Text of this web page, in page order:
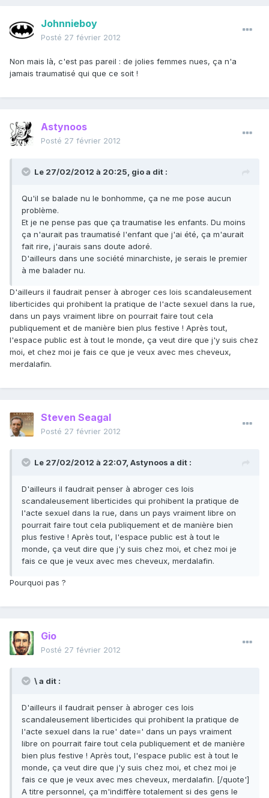
Johnnieboy
Posté 27 février 2012
Non mais là, c'est pas pareil : de jolies femmes nues, ça n'a
jamais traumatisé qui que ce soit !
Astynoos
Posté 27 février 2012
Le 27/02/2012 à 20:25, gio a dit :
Qu'il se balade nu le bonhomme, ça ne me pose aucun
problème.
Et je ne pense pas que ça traumatise les enfants. Du moins
ça n'aurait pas traumatisé l'enfant que j'ai été, ça m'aurait
fait rire, j'aurais sans doute adoré.
D'ailleurs dans une société minarchiste, je serais le premier
à me balader nu.
D'ailleurs il faudrait penser à abroger ces lois scandaleusement
liberticides qui prohibent la pratique de l'acte sexuel dans la rue,
dans un pays vraiment libre on pourrait faire tout cela
publiquement et de manière bien plus festive ! Après tout,
l'espace public est à tout le monde, ça veut dire que j'y suis chez
moi, et chez moi je fais ce que je veux avec mes cheveux,
merdalafin.
Steven Seagal
Posté 27 février 2012
Le 27/02/2012 à 22:07, Astynoos a dit :
D'ailleurs il faudrait penser à abroger ces lois
scandaleusement liberticides qui prohibent la pratique de
l'acte sexuel dans la rue, dans un pays vraiment libre on
pourrait faire tout cela publiquement et de manière bien
plus festive ! Après tout, l'espace public est à tout le
monde, ça veut dire que j'y suis chez moi, et chez moi je
fais ce que je veux avec mes cheveux, merdalafin.
Pourquoi pas ?
Gio
Posté 27 février 2012
\ a dit :
D'ailleurs il faudrait penser à abroger ces lois
scandaleusement liberticides qui prohibent la pratique de
l'acte sexuel dans la rue' date=' dans un pays vraiment
libre on pourrait faire tout cela publiquement et de manière
bien plus festive ! Après tout, l'espace public est à tout le
monde, ça veut dire que j'y suis chez moi, et chez moi je
fais ce que je veux avec mes cheveux, merdalafin. [/quote']
A titre personnel, ça m'indiffère totalement si des gens le